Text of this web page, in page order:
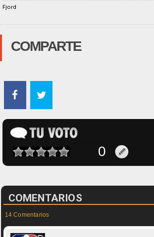
Fjord
COMPARTE
COMENTARIOS
14 Comentarios